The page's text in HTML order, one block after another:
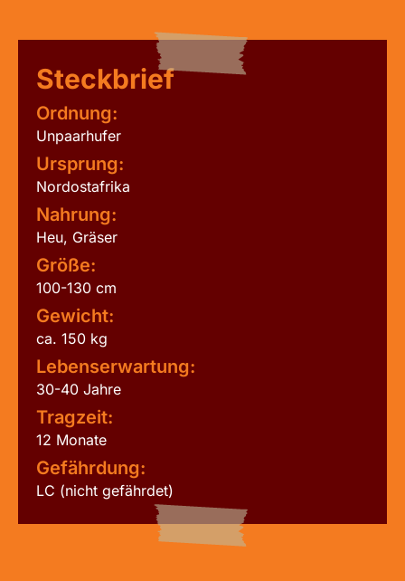
Steckbrief
Ordnung:
Unpaarhufer
Ursprung:
Nordostafrika
Nahrung:
Heu, Gräser
Größe:
100-130 cm
Gewicht:
ca. 150 kg
Lebenserwartung:
30-40 Jahre
Tragzeit:
12 Monate
Gefährdung:
LC (nicht gefährdet)